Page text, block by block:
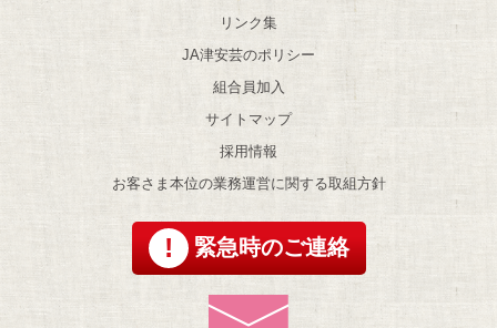
リンク集
JA津安芸のポリシー
組合員加入
サイトマップ
採用情報
お客さま本位の業務運営に関する取組方針
緊急時のご連絡